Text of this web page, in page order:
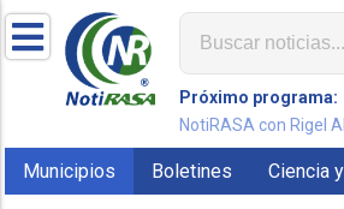
Próximo programa:
NotiRASA con Rigel
Municipios Boletines Ciencia